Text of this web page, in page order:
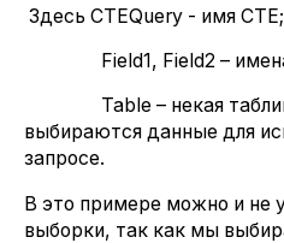
Здесь CTEQuery - имя CTE;
Field1, Field2 – имена
Table – некая
выбираются данные для
запросе.
В это примере можно и не
выборки, так как мы